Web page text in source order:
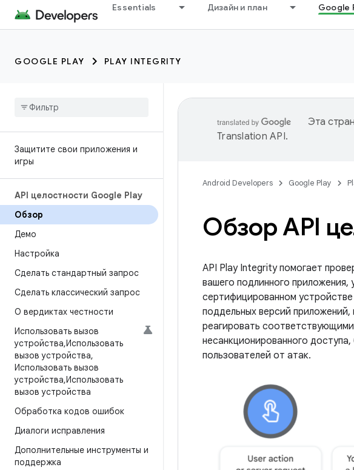
Essentials Дизайн и план Google
GOOGLE PLAY PLAY INTEGRITY
Защитите свои приложения и
игры
API целостности Google Play
Обзор
Демо
Настройка
Сделать стандартный запрос
Сделать классический запрос
О вердиктах честности
Использовать вызов
устройства,Использовать
вызов устройства,
Использовать вызов
устройства,Использовать
вызов устройства
Обработка кодов ошибок
Диалоги исправления
Дополнительные инструменты и
поддержка
Эта
Translation API.
Android Developers Google Play
Обзор API
API Play Integrity помогает
вашего подлинного
сертифицированном
поддельных версий
реагировать
несанкционированного
пользователей от атак.